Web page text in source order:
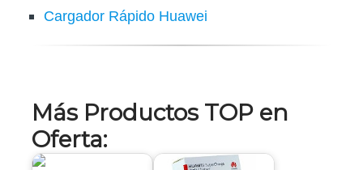
Cargador Rápido Huawei
Más Productos TOP en
Oferta: